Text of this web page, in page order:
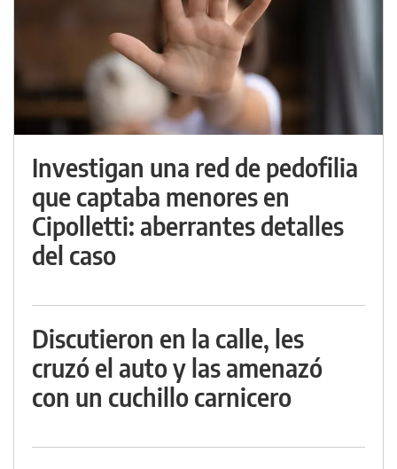
Investigan una red de pedofilia
que captaba menores en
Cipolletti: aberrantes detalles
del caso
Discutieron en la calle, les
cruzó el auto y las amenazó
con un cuchillo carnicero